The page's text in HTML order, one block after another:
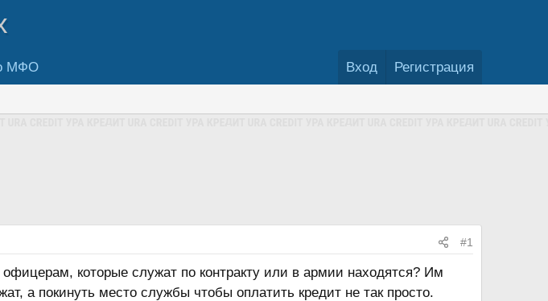
МФО Вход Регистрация
#1
которые служат по контракту или в армии находятся? Им
а покинуть место службы чтобы оплатить кредит не так просто.